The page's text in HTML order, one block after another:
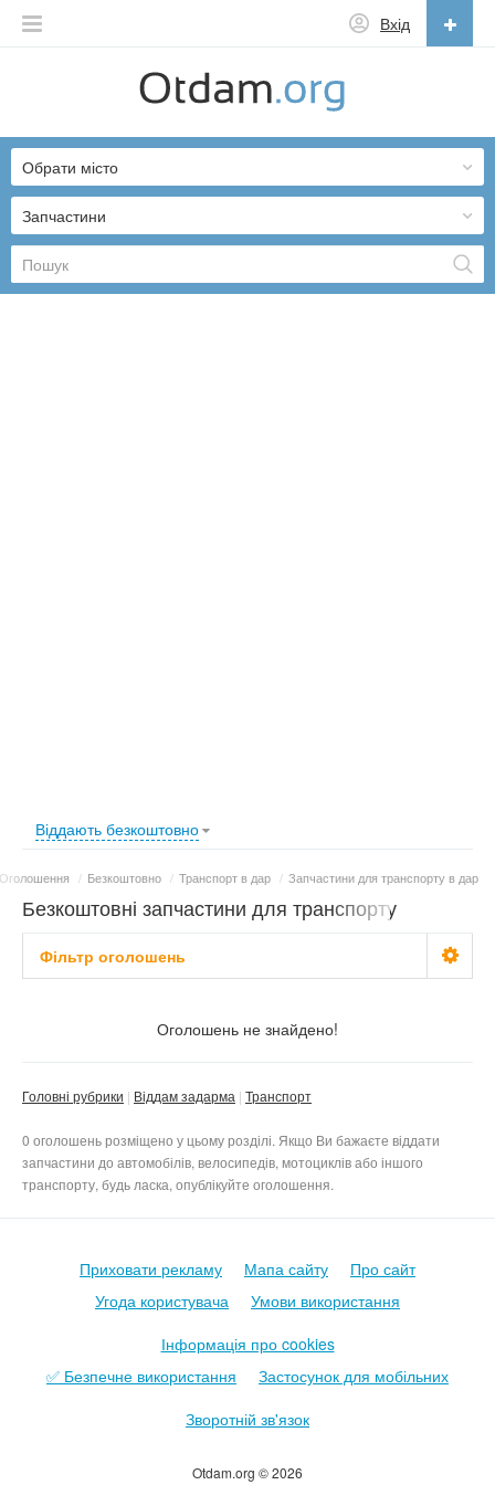
Вхід
English
Русский
Українська
Запчастини
Обрати місто
Віддають безкоштовно
Оголошення / Безкоштовно / Транспорт в дар / Запчастини для транспорту в дар
Безкоштовні запчастини для транспорту
Фільтр оголошень
Б/в
Не важливо Застосувати Скинути фільтр
Оголошень не знайдено!
Головні рубрики Віддам задарма Транспорт
0 оголошень розміщено у цьому розділі. Якщо Ви бажаєте віддати
запчастини до автомобілів, велосипедів, мотоциклів або іншого
транспорту, будь ласка, опублікуйте оголошення.
Otdam.org © 2026
Приховати рекламу Мапа сайту
Про сайт
Угода користувача
Умови використання
Інформація про cookies
✅ Безпечне використання
Застосунок для мобільних
Зворотній зв'язок